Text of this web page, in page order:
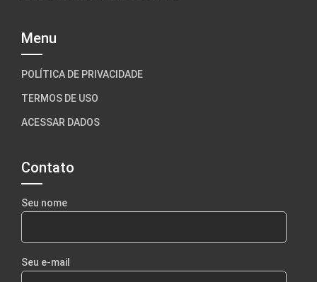
Menu
POLÍTICA DE PRIVACIDADE
TERMOS DE USO
ACESSAR DADOS
Contato
Seu nome
Seu e-mail